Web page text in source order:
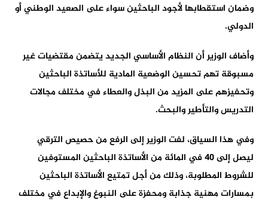
وضمان استقطابها لأجود الباحثين سواء على الصعيد الوطني أو
الدولي.
وأضاف الوزير أن النظام الأساسي الجديد يتضمن مقتضيات غير
مسبوقة تهم تحسين الوضعية المادية للأساتذة الباحثين
وتحفيزهم على المزيد من البذل والعطاء في مختلف مجالات
التدريس والتأطير والبحث.
وفي هذا السياق، لفت الوزير إلى الرفع من حصيص الترقي
ليصل إلى 40 في المائة من الأساتذة الباحثين المستوفين
للشروط المطلوبة، وذلك من أجل تمتيع الأساتذة الباحثين
بمسارات مهنية جذابة ومحفزة على النبوغ والإبداع في مختلف